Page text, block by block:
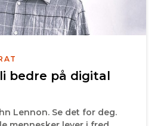
bedre på digital
Lennon. Se det for deg.